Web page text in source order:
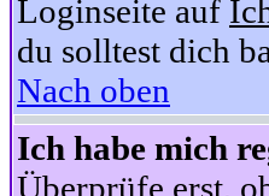
Loginseite auf
du solltest dich
Nach oben
Ich habe mich
Überprüfe erst,